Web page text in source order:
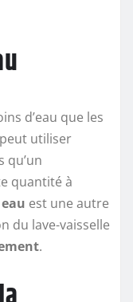
d’eau que les
utiliser
qu’un
quantité à
est une autre
du lave-vaisselle
.